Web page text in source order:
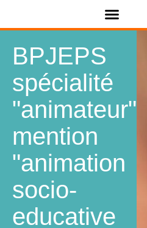
BPJEPS
spécialité
"animateur"
mention
"animation
socio-
educative
Panneau de gestion des cookies